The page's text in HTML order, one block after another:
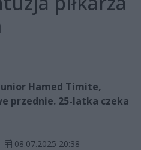
Hamed Timite,
przednie. 25-latka czeka
08.07.2025 20:38